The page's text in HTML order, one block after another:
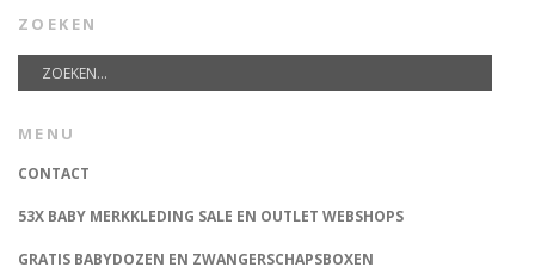
ZOEKEN
MENU
CONTACT
53X BABY MERKKLEDING SALE EN OUTLET WEBSHOPS
GRATIS BABYDOZEN EN ZWANGERSCHAPSBOXEN